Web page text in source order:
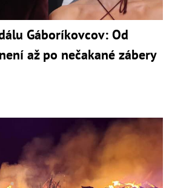
Gáboríkovcov: Od
až po nečakané zábery